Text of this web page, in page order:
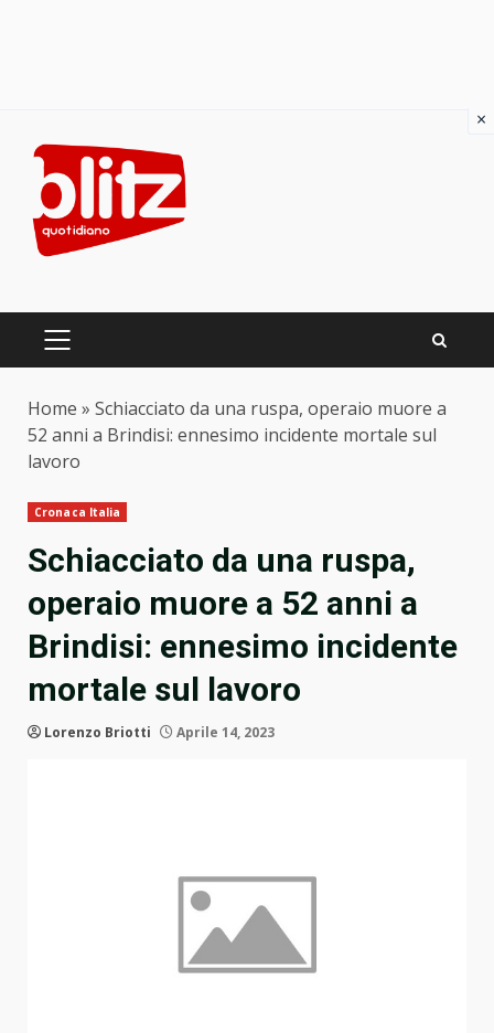
content
PRIMARY
Home » Schiacciato da una ruspa, operaio muore a
52 anni a Brindisi: ennesimo incidente mortale sul
lavoro
Cronaca Italia
Schiacciato da una ruspa,
operaio muore a 52 anni a
Brindisi: ennesimo incidente
mortale sul lavoro
Lorenzo Briotti Aprile 14, 2023
×